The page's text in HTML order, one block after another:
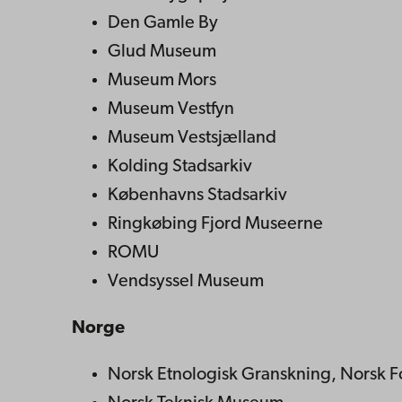
Den Gamle By
Glud Museum
Museum Mors
Museum Vestfyn
Museum Vestsjælland
Kolding Stadsarkiv
Københavns Stadsarkiv
Ringkøbing Fjord Museerne
ROMU
Vendsyssel Museum
Norge
Norsk Etnologisk Granskning, Norsk